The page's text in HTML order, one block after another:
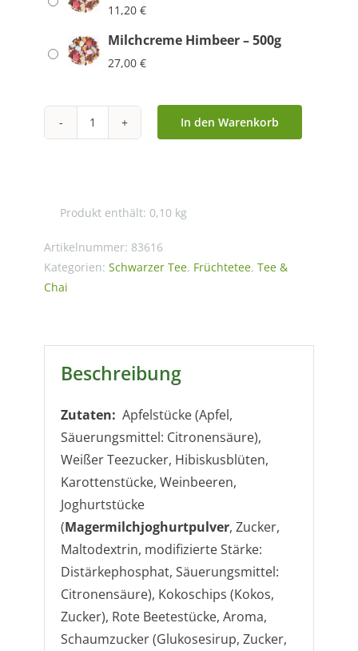
11,20 €
Milchcreme Himbeer – 500g
27,00 €
Milchcreme
In den Warenkorb
Produkt enthält: 0,10 kg
Artikelnummer: 83616
Kategorien: Schwarzer Tee, Früchtetee, Tee &
Chai
Beschreibung
Zutaten: Apfelstücke (Apfel,
Säuerungsmittel: Citronensäure),
Weißer Teezucker, Hibiskusblüten,
Karottenstücke, Weinbeeren,
Joghurtstücke
(Magermilchjoghurtpulver, Zucker,
Maltodextrin, modifizierte Stärke:
Distärkephosphat, Säuerungsmittel:
Citronensäure), Kokoschips (Kokos,
Zucker), Rote Beetestücke, Aroma,
Schaumzucker (Glukosesirup, Zucker,